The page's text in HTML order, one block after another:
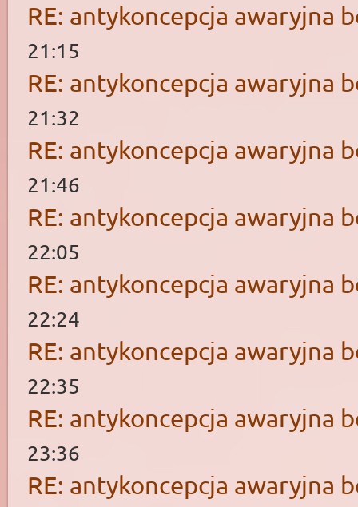
RE: antykoncepcja awaryjna
21:15
RE: antykoncepcja awaryjna
21:32
RE: antykoncepcja awaryjna
21:46
RE: antykoncepcja awaryjna
22:05
RE: antykoncepcja awaryjna
22:24
RE: antykoncepcja awaryjna
22:35
RE: antykoncepcja awaryjna
23:36
RE: antykoncepcja awaryjna